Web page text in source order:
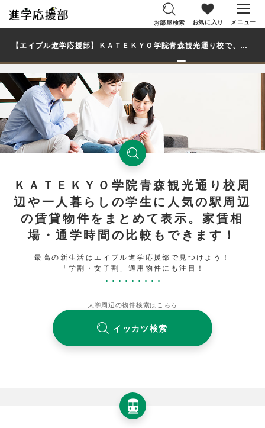
お部屋検索 お気に入り メニュー
【エイブル進学応援部】ＫＡＴＥＫＹＯ学院青森観光通り校で、学生・大学生の一人暮らし向け賃貸マンション・アパートのお部屋を探す
ＫＡＴＥＫＹＯ学院青森観光通り校周
辺や一人暮らしの学生に人気の駅周辺
の賃貸物件をまとめて表示。家賃相
場・通学時間の比較もできます！
最高の新生活はエイブル進学応援部で見つけよう！
「学割・女子割」適用物件にも注目！
大学周辺の物件検索はこちら
イッカツ検索